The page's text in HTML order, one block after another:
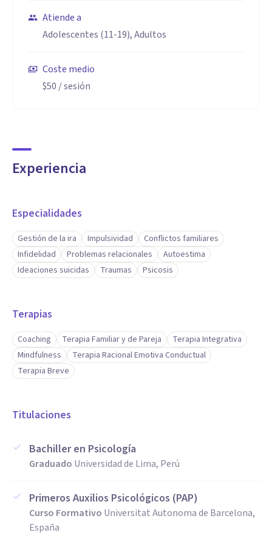
Atiende a
Adolescentes (11-19), Adultos
Coste medio
$50 / sesión
Experiencia
Especialidades
Gestión de la ira Impulsividad
Conflictos familiares
Infidelidad
Problemas relacionales
Autoestima
Ideaciones suicidas
Traumas Psicosis
Terapias
Coaching Terapia Familiar y de Pareja
Terapia Integrativa
Mindfulness
Terapia Racional Emotiva Conductual
Terapia Breve
Titulaciones
Bachiller en Psicología
Graduado Universidad de Lima, Perú
Primeros Auxilios Psicológicos (PAP)
Curso Formativo Universitat Autonoma de Barcelona,
España